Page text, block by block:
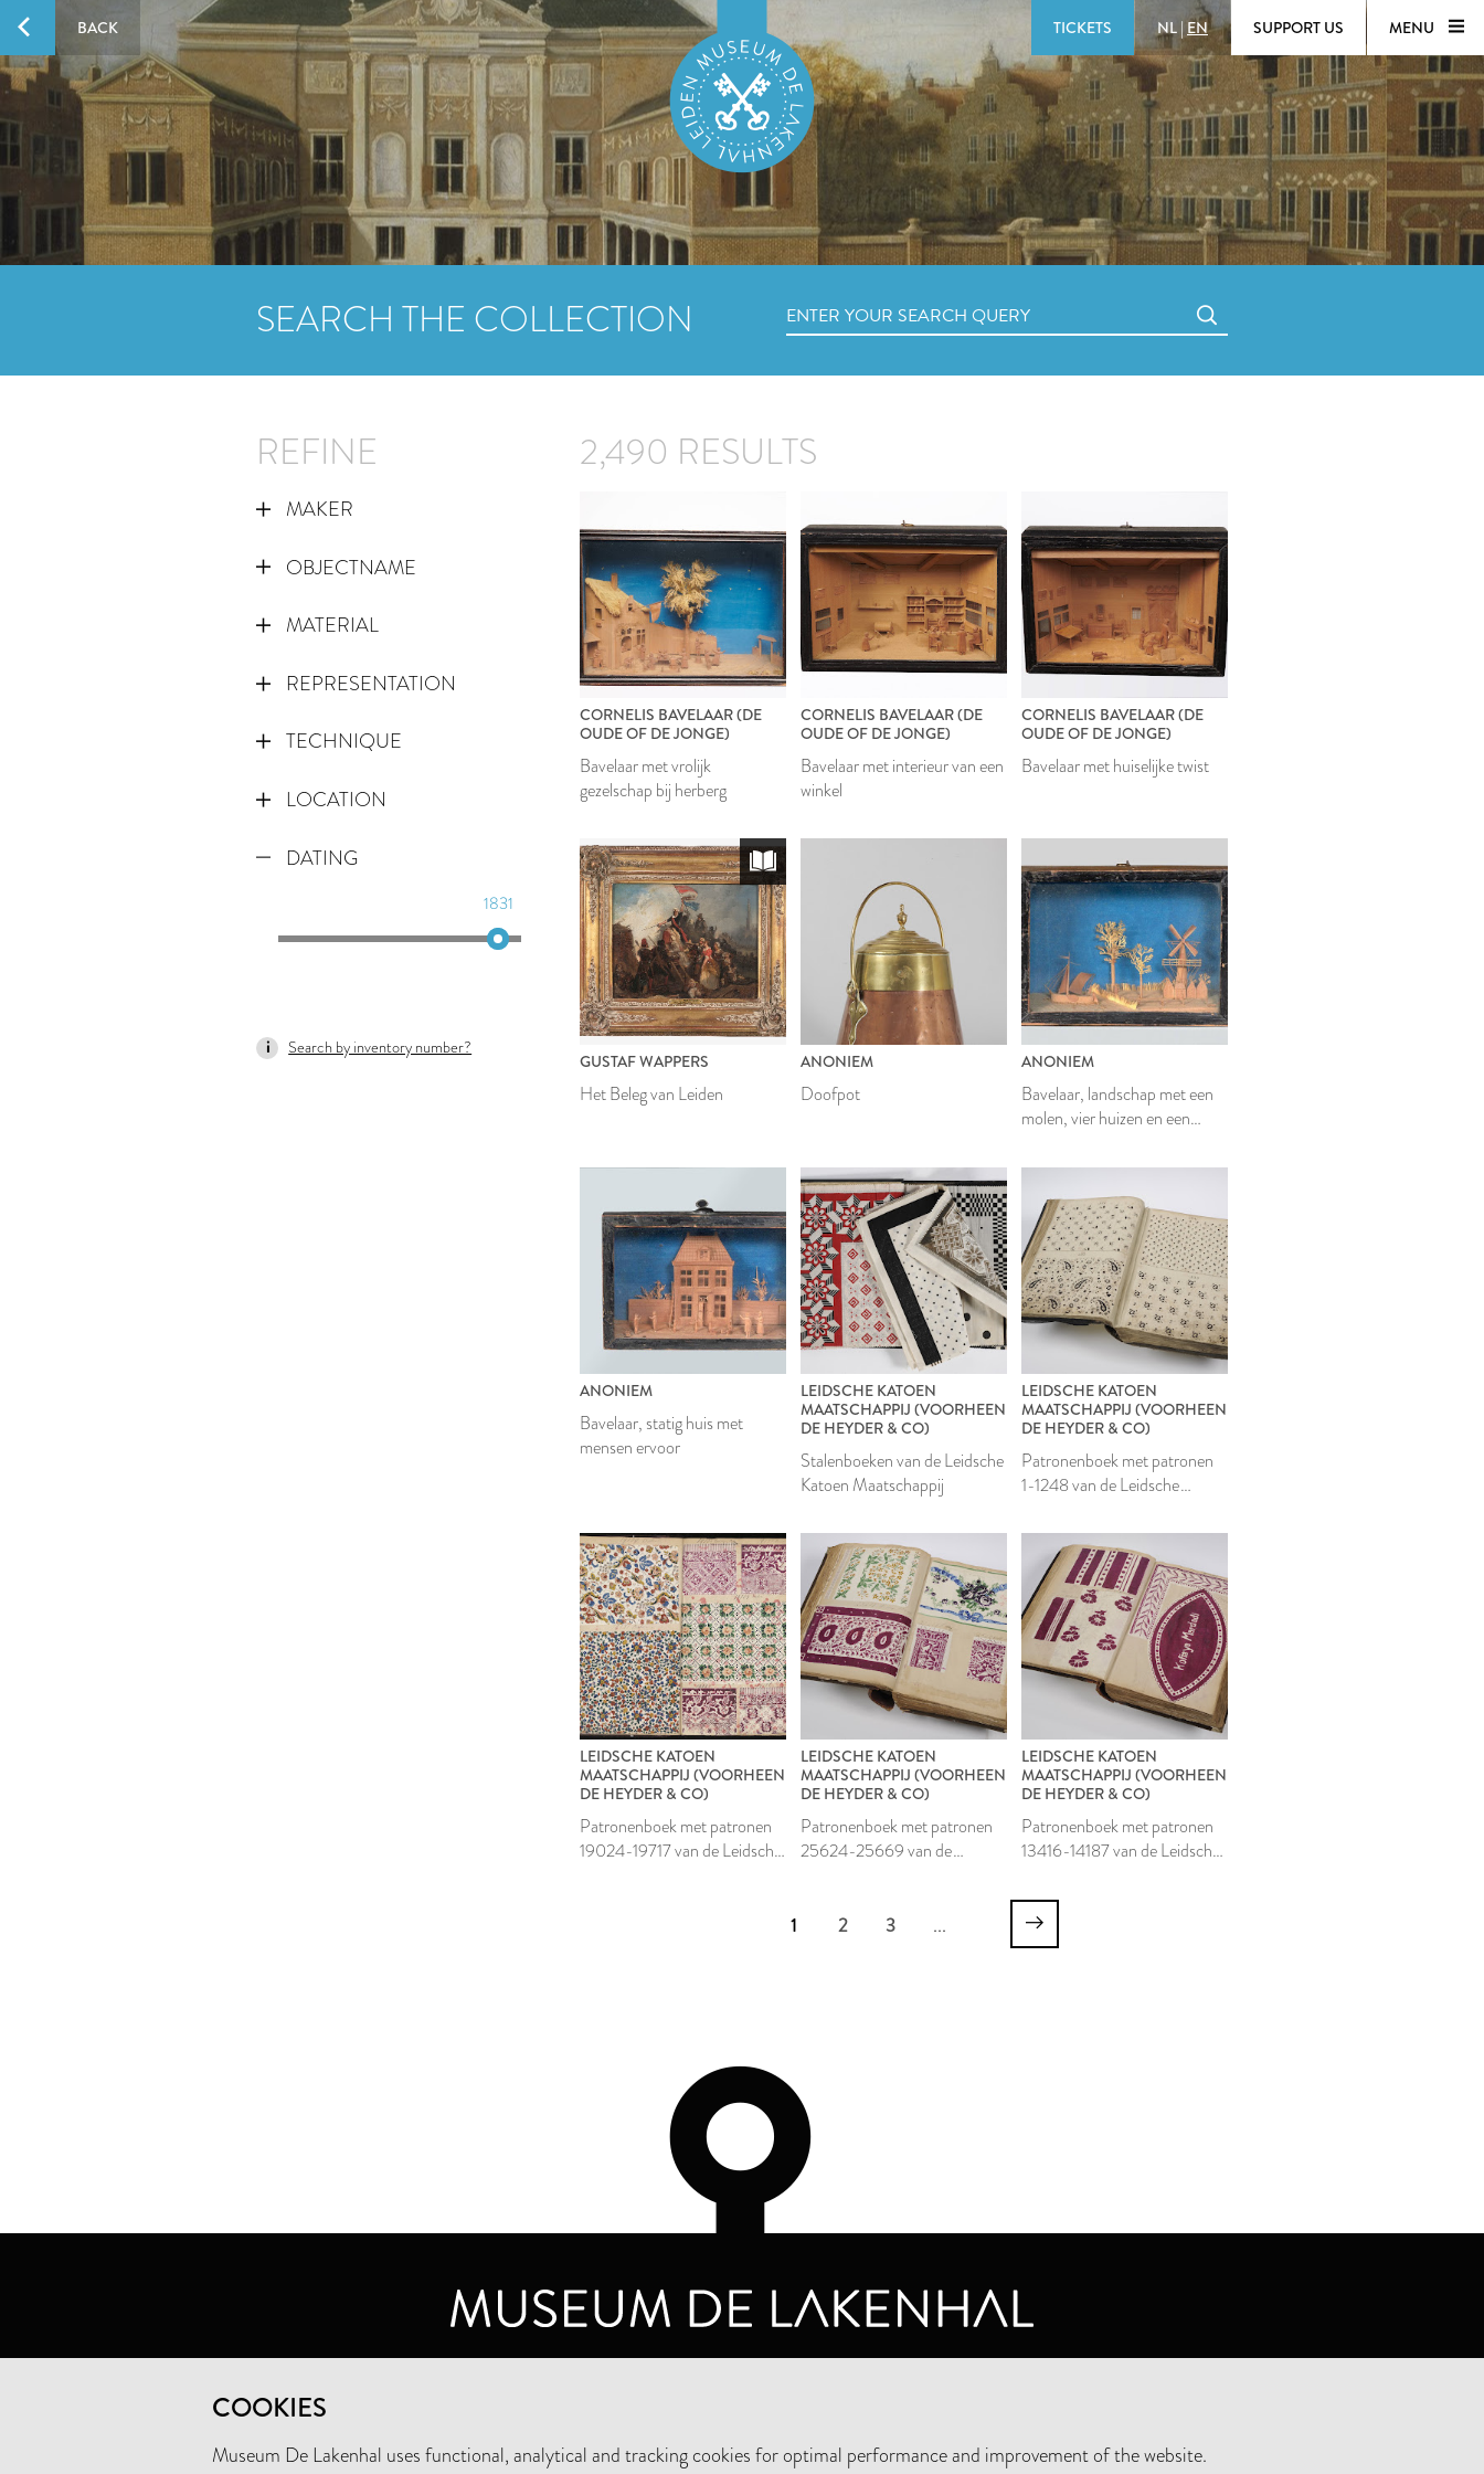
BACK TICKETS NL | EN SUPPORT US MENU
SEARCH THE COLLECTION
REFINE
MAKER
OBJECTNAME
MATERIAL
REPRESENTATION
TECHNIQUE
LOCATION
DATING
1831
1831
Search by inventory number?
2,490 RESULTS
CORNELIS BAVELAAR (DE
OUDE OF DE JONGE)
Bavelaar met vrolijk
gezelschap bij herberg
CORNELIS BAVELAAR (DE
OUDE OF DE JONGE)
Bavelaar met interieur van een
winkel
CORNELIS BAVELAAR (DE
OUDE OF DE JONGE)
Bavelaar met huiselijke twist
GUSTAF WAPPERS
Het Beleg van Leiden
ANONIEM
Doofpot
ANONIEM
Bavelaar, landschap met een
molen, vier huizen en een
ANONIEM
Bavelaar, statig huis met
mensen ervoor
LEIDSCHE KATOEN
MAATSCHAPPIJ (VOORHEEN
DE HEYDER & CO)
Stalenboeken van de Leidsche
Katoen Maatschappij
LEIDSCHE KATOEN
MAATSCHAPPIJ (VOORHEEN
DE HEYDER & CO)
Patronenboek met patronen
1-1248 van de Leidsche
LEIDSCHE KATOEN
MAATSCHAPPIJ (VOORHEEN
DE HEYDER & CO)
Patronenboek met patronen
19024-19717 van de Leidsche
LEIDSCHE KATOEN
MAATSCHAPPIJ (VOORHEEN
DE HEYDER & CO)
Patronenboek met patronen
25624-25669 van de
LEIDSCHE KATOEN
MAATSCHAPPIJ (VOORHEEN
DE HEYDER & CO)
Patronenboek met patronen
13416-14187 van de Leidsche
1 2 3 ...
COOKIES
Museum De Lakenhal uses functional, analytical and tracking cookies for optimal performance and improvement of the website.
MUSEUM DE LAKENHAL
OUDE SINGEL 32